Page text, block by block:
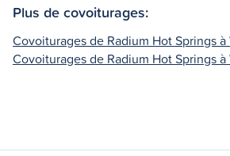
Plus de covoiturages:
Covoiturages de Radium Hot Springs à
Covoiturages de Radium Hot Springs à